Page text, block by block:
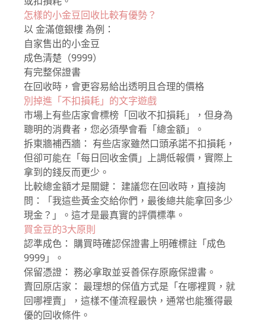
怎樣的小金豆回收比較有優勢？
以 金滿億銀樓 為例：
自家售出的小金豆
成色清楚（9999）
有完整保證書
在回收時，會更容易給出透明且合理的價格
別掉進「不扣損耗」的文字遊戲
市場上有些店家會標榜「回收不扣損耗」，但身為
聰明的消費者，您必須學會看「總金額」。
拆東牆補西牆： 有些店家雖然口頭承諾不扣損耗，
但卻可能在「每日回收金價」上調低報價，實際上
拿到的錢反而更少。
比較總金額才是關鍵： 建議您在回收時，直接詢
問：「我這些黃金交給你們，最後總共能拿回多少
現金？」。這才是最真實的評價標準。
買金豆的3大原則
認準成色： 購買時確認保證書上明確標註「成色
9999」。
保留憑證： 務必拿取並妥善保存原廠保證書。
賣回原店家： 最理想的保值方式是「在哪裡買，就
回哪裡賣」，這樣不僅流程最快，通常也能獲得最
優的回收條件。